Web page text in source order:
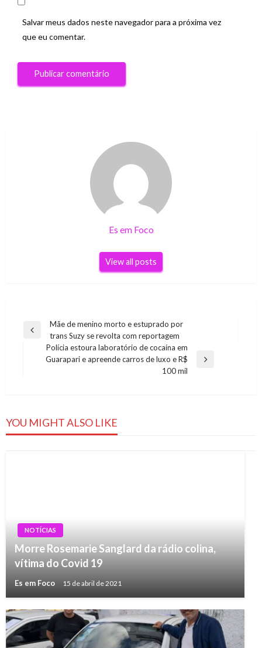
Salvar meus dados neste navegador para a próxima vez
que eu comentar.
Es em Foco
View all posts
Navegação
Post
Previous
Mãe de menino morto e estuprado por
trans Suzy se revolta com reportagem
Next
Polícia estoura laboratório de cocaína em
Guarapari e apreende carros de luxo e R$
100 mil
YOU MIGHT ALSO LIKE
NOTÍCIAS
Morre Rosemarie Sanglard da rádio colina,
vítima do Covid 19
Es em Foco 15 de abril de 2021